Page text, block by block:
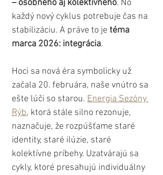
– osobného aj kolektívneho. No
každý nový cyklus potrebuje čas na
stabilizáciu. A práve to je téma
marca 2026: integrácia.
Hoci sa nová éra symbolicky už
začala 20. februára, naše vnútro sa
ešte lúči so starou. Energia Sezóny
Rýb, ktorá stále silno rezonuje,
naznačuje, že rozpúšťame staré
identity, staré ilúzie, staré
kolektívne príbehy. Uzatvárajú sa
cykly, ktoré presahujú individuálny